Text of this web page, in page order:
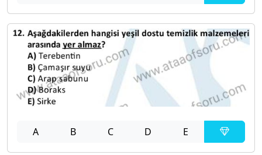
A B C D E